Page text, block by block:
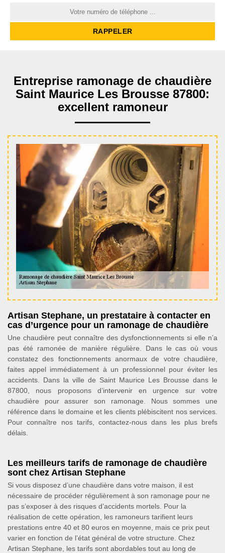
Entreprise ramonage de chaudière
Saint Maurice Les Brousse 87800:
excellent ramoneur
Artisan Stephane, un prestataire à contacter en
cas d’urgence pour un ramonage de chaudière
Une chaudière peut connaître des dysfonctionnements si elle n’a
pas été ramonée de manière régulière. Dans le cas où vous
constatez des fonctionnements anormaux de votre chaudière,
faites appel immédiatement à un professionnel pour éviter les
accidents. Dans la ville de Saint Maurice Les Brousse dans le
87800, nous proposons d’intervenir en urgence sur votre
chaudière pour assurer son ramonage. Nous sommes une
référence dans le domaine et les clients plébiscitent nos services.
Pour connaître nos tarifs, contactez-nous dans les plus brefs
délais.
Les meilleurs tarifs de ramonage de chaudière
sont chez Artisan Stephane
Si vous disposez d’une chaudière dans votre maison, il est
nécessaire de procéder régulièrement à son ramonage pour ne
pas s’exposer à des risques d’accidents mortels. Pour la
réalisation de cette opération, les ramoneurs tarifient leurs
prestations entre 40 et 80 euros en moyenne, mais ce prix peut
varier en fonction de l’état général de votre structure. Chez
Artisan Stephane, les tarifs sont abordables tout au long de